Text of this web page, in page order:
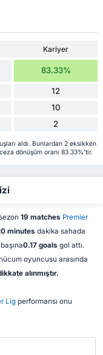
Kariyer
83.33%
12
10
2
aldı. Bunlardan 2 eksikken
dönüşüm oranı 83.33%'tir.
19 matches Premier
minutes dakika sahada
0.17 goals gol attı.
oyuncusu arasında
alınmıştır.
Ligperformansı onu